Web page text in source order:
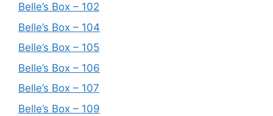
Belle’s Box – 102
Belle’s Box – 104
Belle’s Box – 105
Belle’s Box – 106
Belle’s Box – 107
Belle’s Box – 109